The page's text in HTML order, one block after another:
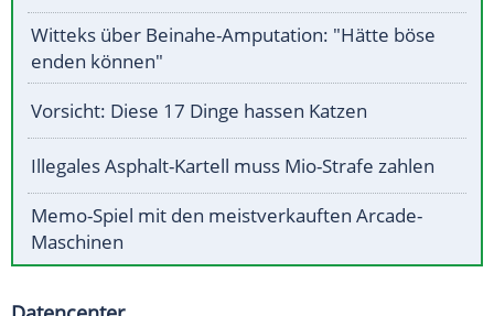
Witteks über Beinahe-Amputation: "Hätte böse
enden können"
Vorsicht: Diese 17 Dinge hassen Katzen
Illegales Asphalt-Kartell muss Mio-Strafe zahlen
Memo-Spiel mit den meistverkauften Arcade-
Maschinen